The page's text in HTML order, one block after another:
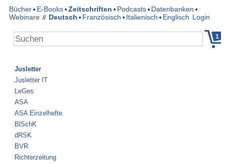
Bücher • E-Books • Zeitschriften • Podcasts • Datenbanken •
Webinare // Deutsch • Französisch • Italienisch • Englisch Login
1
Jusletter
Jusletter IT
LeGes
ASA
ASA Einzelhefte
BlSchK
dRSK
BVR
Richterzeitung